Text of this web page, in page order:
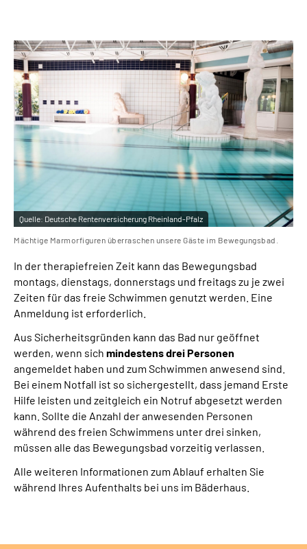
Leichte Sprache
Gebärdensprache
Quelle: Deutsche Rentenversicherung Rheinland-Pfalz
Mächtige Marmorfiguren überraschen unsere Gäste im Bewegungsbad.
In der therapiefreien Zeit kann das Bewegungsbad
montags, dienstags, donnerstags und freitags zu je zwei
Zeiten für das freie Schwimmen genutzt werden. Eine
Anmeldung ist erforderlich.
Aus Sicherheitsgründen kann das Bad nur geöffnet
werden, wenn sich mindestens drei Personen
angemeldet haben und zum Schwimmen anwesend sind.
Bei einem Notfall ist so sichergestellt, dass jemand Erste
Hilfe leisten und zeitgleich ein Notruf abgesetzt werden
kann. Sollte die Anzahl der anwesenden Personen
während des freien Schwimmens unter drei sinken,
müssen alle das Bewegungsbad vorzeitig verlassen.
Alle weiteren Informationen zum Ablauf erhalten Sie
während Ihres Aufenthalts bei uns im Bäderhaus.